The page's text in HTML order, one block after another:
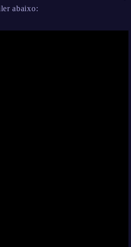
abaixo: